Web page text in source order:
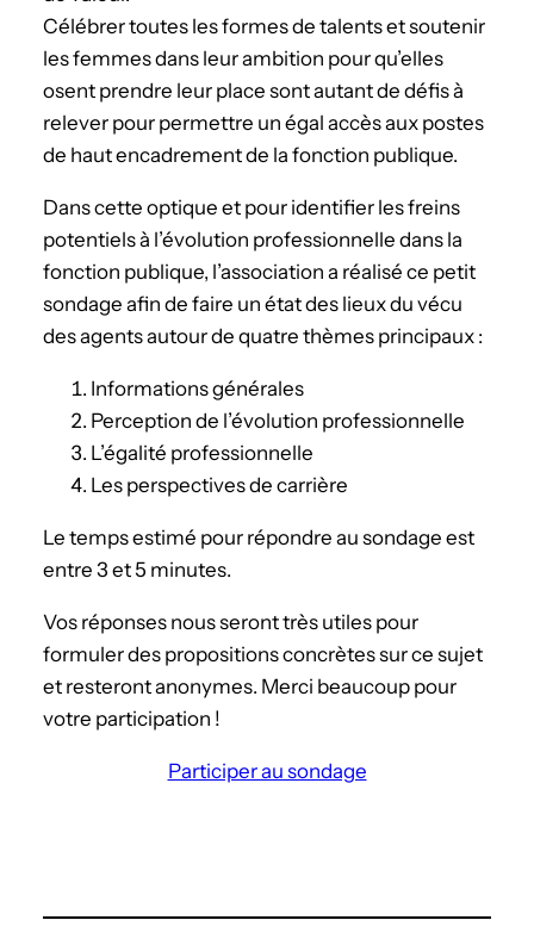
Célébrer toutes les formes de talents et soutenir
les femmes dans leur ambition pour qu’elles
osent prendre leur place sont autant de défis à
relever pour permettre un égal accès aux postes
de haut encadrement de la fonction publique.
Dans cette optique et pour identifier les freins
potentiels à l’évolution professionnelle dans la
fonction publique, l’association a réalisé ce petit
sondage afin de faire un état des lieux du vécu
des agents autour de quatre thèmes principaux :
Informations générales
Perception de l’évolution professionnelle
L’égalité professionnelle
Les perspectives de carrière
Le temps estimé pour répondre au sondage est
entre 3 et 5 minutes.
Vos réponses nous seront très utiles pour
formuler des propositions concrètes sur ce sujet
et resteront anonymes. Merci beaucoup pour
votre participation !
Participer au sondage